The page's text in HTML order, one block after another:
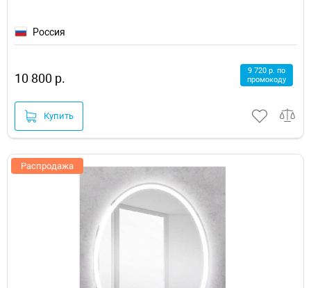
Россия
10 800 р.
9 720 р. по
промокоду
Купить
Распродажа